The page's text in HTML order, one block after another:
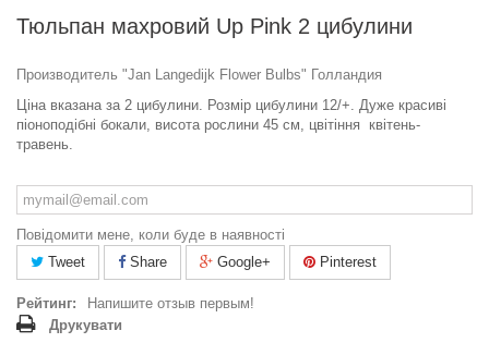
Тюльпан махровий Up Pink 2 цибулини
Производитель "Jan Langedijk Flower Bulbs" Голландия
Ціна вказана за 2 цибулини. Розмір цибулини 12/+. Дуже красиві
піоноподібні бокали, висота рослини 45 см, цвітіння квітень-
травень.
Повідомити мене, коли буде в наявності
Tweet
Share Google+ Pinterest
Рейтинг:
Напишите отзыв первым!
Друкувати